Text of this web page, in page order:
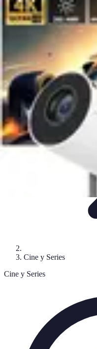
Entretenido Ya
Cine en Casa
Sonido y Audio
MultimediaPodcasts
Entretenido Ya
Cine y Series
Cine y Series